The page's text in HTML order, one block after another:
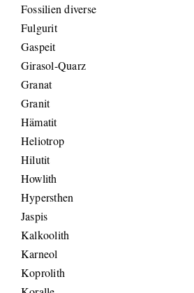
Fossilien diverse
Fulgurit
Gaspeit
Girasol-Quarz
Granat
Granit
Hämatit
Heliotrop
Hilutit
Howlith
Hypersthen
Jaspis
Kalkoolith
Karneol
Koprolith